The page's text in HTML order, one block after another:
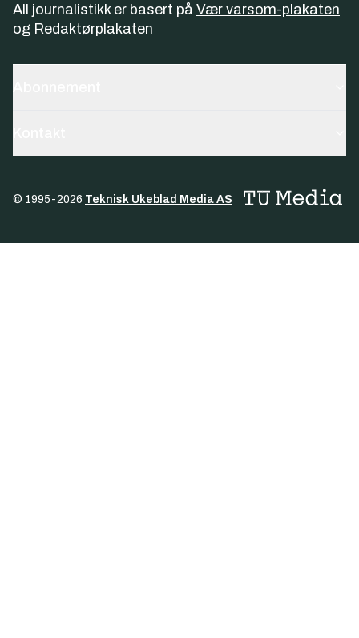
All journalistikk er basert på Vær varsom-plakaten
og Redaktørplakaten
© 1995-2026 Teknisk Ukeblad Media AS